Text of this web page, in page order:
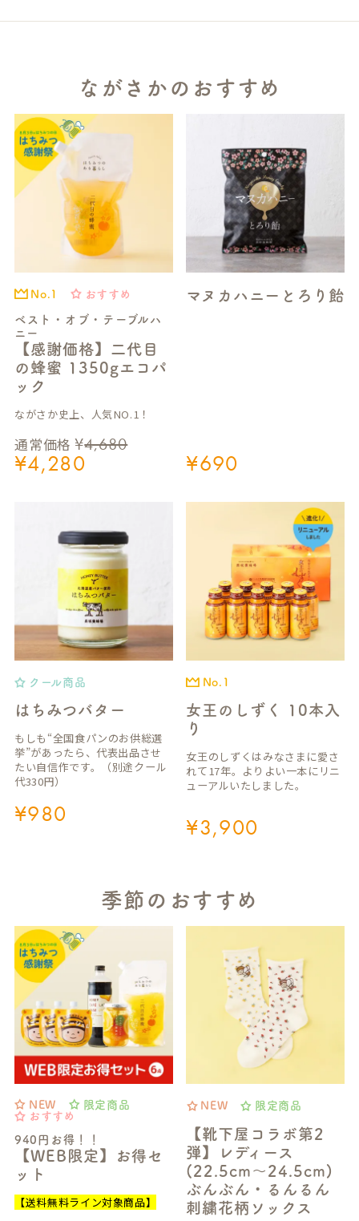
ながさかのおすすめ
ベスト・オブ・テーブルハ
ニー
【感謝価格】二代目
の蜂蜜 1350gエコパ
ック
No.1 おすすめ
通常価格 ¥4,680
¥4,280
ながさか史上、人気NO.1！
マヌカハニーとろり飴
¥690
はちみつバター
クール商品
¥980
もしも“全国食パンのお供総選
挙”があったら、代表出品させ
たい自信作です。（別途クール
代330円）
女王のしずく 10本入
り
No.1
¥3,900
女王のしずくはみなさまに愛さ
れて17年。よりよい一本にリニ
ューアルいたしました。
季節のおすすめ
940円お得！！
【WEB限定】お得セ
ット
NEW
限定商品
おすすめ
【送料無料ライン対象商品】
【靴下屋コラボ第2
弾】レディース
(22.5cm～24.5cm)
ぶんぶん・るんるん
刺繍花柄ソックス
NEW 限定商品